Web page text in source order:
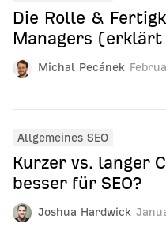
Michal Pecánek
Die Rolle &
Managers (erklärt
Joshua Hardwick
Allgemeines SEO
Kurzer vs. langer
besser für SEO?